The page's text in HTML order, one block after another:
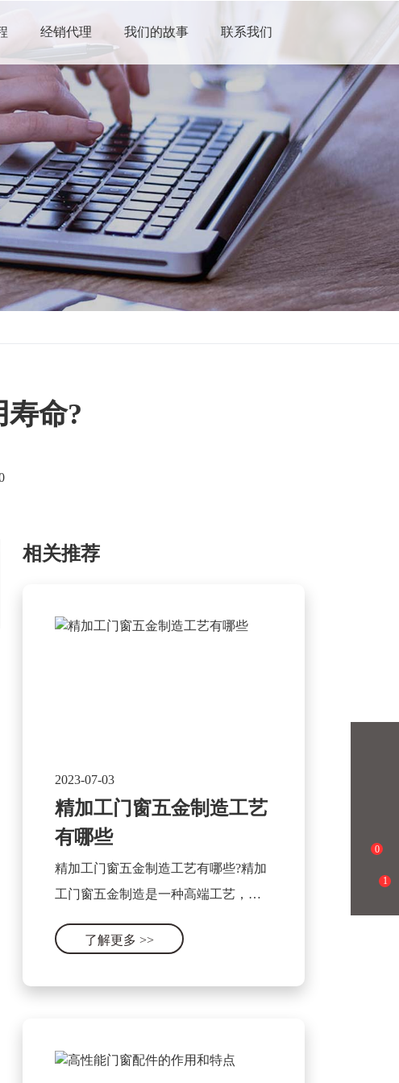
经销代理 我们的故事 联系我们
命?
相关推荐
2023-07-03
精加工门窗五金制造工艺
有哪些
精加工门窗五金制造工艺有哪些?精加
工门窗五金制造是一种高端工艺，主
种工艺主要包含以下几个方面：
了解更多 >>
0
1